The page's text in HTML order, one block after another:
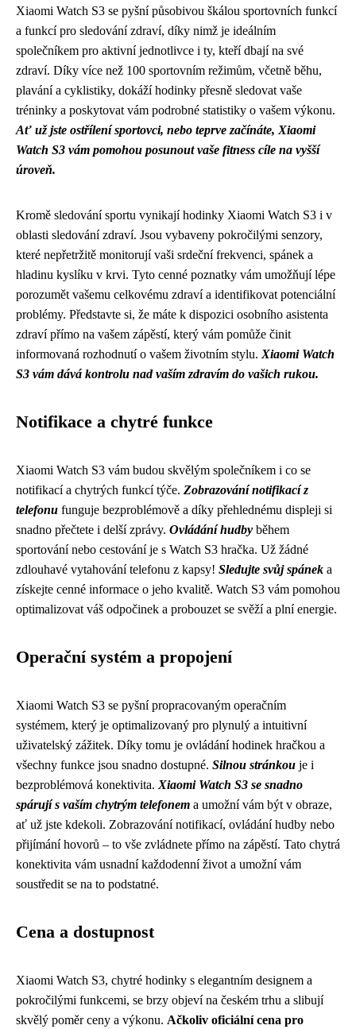
Xiaomi Watch S3 se pyšní působivou škálou sportovních funkcí
a funkcí pro sledování zdraví, díky nimž je ideálním
společníkem pro aktivní jednotlivce i ty, kteří dbají na své
zdraví. Díky více než 100 sportovním režimům, včetně běhu,
plavání a cyklistiky, dokáží hodinky přesně sledovat vaše
tréninky a poskytovat vám podrobné statistiky o vašem výkonu.
Ať už jste ostřílení sportovci, nebo teprve začínáte, Xiaomi
Watch S3 vám pomohou posunout vaše fitness cíle na vyšší
úroveň.
Kromě sledování sportu vynikají hodinky Xiaomi Watch S3 i v
oblasti sledování zdraví. Jsou vybaveny pokročilými senzory,
které nepřetržitě monitorují vaši srdeční frekvenci, spánek a
hladinu kyslíku v krvi. Tyto cenné poznatky vám umožňují lépe
porozumět vašemu celkovému zdraví a identifikovat potenciální
problémy. Představte si, že máte k dispozici osobního asistenta
zdraví přímo na vašem zápěstí, který vám pomůže činit
informovaná rozhodnutí o vašem životním stylu. Xiaomi Watch
S3 vám dává kontrolu nad vaším zdravím do vašich rukou.
Notifikace a chytré funkce
Xiaomi Watch S3 vám budou skvělým společníkem i co se
notifikací a chytrých funkcí týče. Zobrazování notifikací z
telefonu funguje bezproblémově a díky přehlednému displeji si
snadno přečtete i delší zprávy. Ovládání hudby během
sportování nebo cestování je s Watch S3 hračka. Už žádné
zdlouhavé vytahování telefonu z kapsy! Sledujte svůj spánek a
získejte cenné informace o jeho kvalitě. Watch S3 vám pomohou
optimalizovat váš odpočinek a probouzet se svěží a plní energie.
Operační systém a propojení
Xiaomi Watch S3 se pyšní propracovaným operačním
systémem, který je optimalizovaný pro plynulý a intuitivní
uživatelský zážitek. Díky tomu je ovládání hodinek hračkou a
všechny funkce jsou snadno dostupné. Silnou stránkou je i
bezproblémová konektivita. Xiaomi Watch S3 se snadno
spárují s vaším chytrým telefonem a umožní vám být v obraze,
ať už jste kdekoli. Zobrazování notifikací, ovládání hudby nebo
přijímání hovorů – to vše zvládnete přímo na zápěstí. Tato chytrá
konektivita vám usnadní každodenní život a umožní vám
soustředit se na to podstatné.
Cena a dostupnost
Xiaomi Watch S3, chytré hodinky s elegantním designem a
pokročilými funkcemi, se brzy objeví na českém trhu a slibují
skvělý poměr ceny a výkonu. Ačkoliv oficiální cena pro